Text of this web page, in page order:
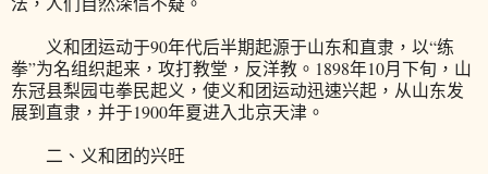
义和团运动于90年代后半期起源于山东和直隶，以“练
拳”为名组织起来，攻打教堂，反洋教。1898年10月下旬，山
东冠县梨园屯拳民起义，使义和团运动迅速兴起，从山东发
展到直隶，并于1900年夏进入北京天津。
二、义和团的兴旺